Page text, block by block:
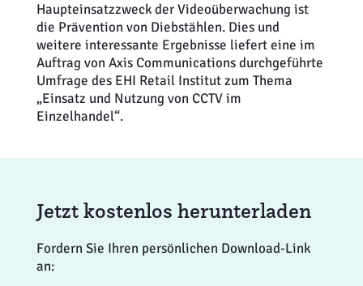
Haupteinsatzzweck der Videoüberwachung ist
die Prävention von Diebstählen. Dies und
weitere interessante Ergebnisse liefert eine im
Auftrag von Axis Communications durchgeführte
Umfrage des EHI Retail Institut zum Thema
„Einsatz und Nutzung von CCTV im
Einzelhandel“.
Jetzt kostenlos herunterladen
Fordern Sie Ihren persönlichen Download-Link
an: